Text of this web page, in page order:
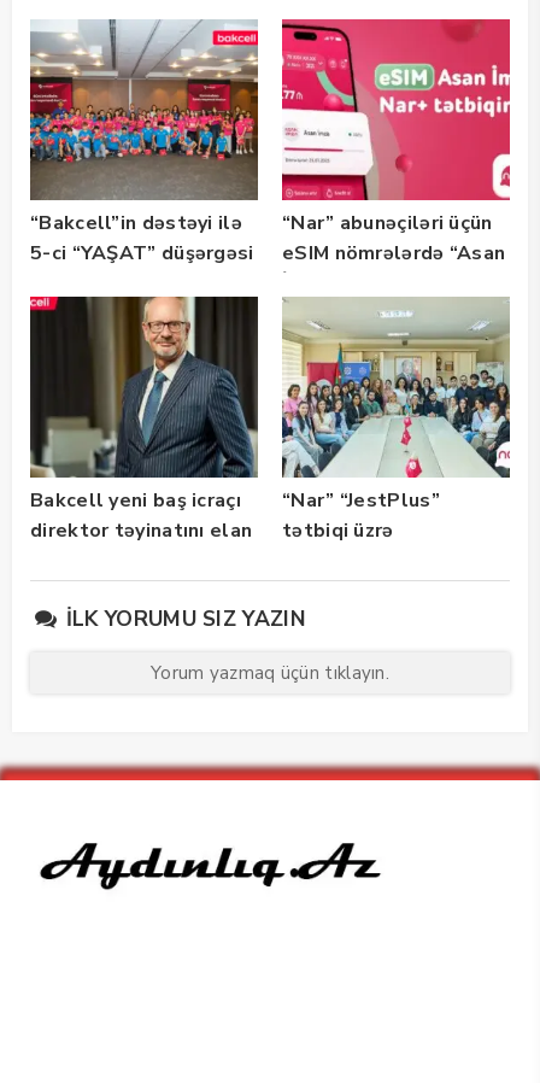
Bootcamp” başladı
“Bakcell”in dəstəyi ilə
5-ci “YAŞAT” düşərgəsi
“Nar” abunəçiləri üçün
eSIM nömrələrdə “Asan
istifadəyə verildi
Bakcell yeni baş icraçı
direktor təyinatını elan
“Nar” “JestPlus”
tətbiqi üzrə
İLK YORUMU SIZ YAZIN
Yorum yazmaq üçün tıklayın.